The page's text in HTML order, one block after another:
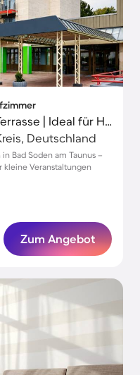
Wohnung mit Garten und Terrasse | Ideal für Homeoffice
Deutschland
Bad Soden am Taunus –
kleine Veranstaltungen
Zum Angebot